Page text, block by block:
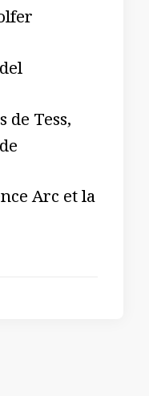
de Tess,
Arc et la